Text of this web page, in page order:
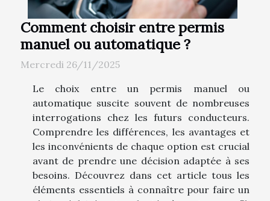
Comment choisir entre permis
manuel ou automatique ?
Mercredi 26/11/2025
Le choix entre un permis manuel ou
automatique suscite souvent de nombreuses
interrogations chez les futurs conducteurs.
Comprendre les différences, les avantages et
les inconvénients de chaque option est crucial
avant de prendre une décision adaptée à ses
besoins. Découvrez dans cet article tous les
éléments essentiels à connaître pour faire un